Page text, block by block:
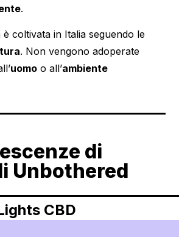
.
coltivata in Italia seguendo le
. Non vengono adoperate
uomo o all’ambiente
di
Unbothered
CBD